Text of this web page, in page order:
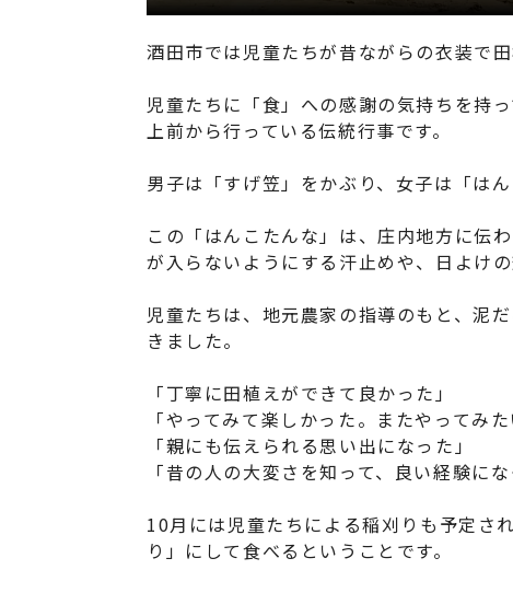
酒田市では児童たちが昔ながらの衣装で
児童たちに「食」への感謝の気持ちを持
上前から行っている伝統行事です。
男子は「すげ笠」をかぶり、女子は「は
この「はんこたんな」は、庄内地方に伝
が入らないようにする汗止めや、日よけ
児童たちは、地元農家の指導のもと、泥
きました。
「丁寧に田植えができて良かった」
「やってみて楽しかった。またやってみた
「親にも伝えられる思い出になった」
「昔の人の大変さを知って、良い経験にな
10月には児童たちによる稲刈りも予定さ
り」にして食べるということです。